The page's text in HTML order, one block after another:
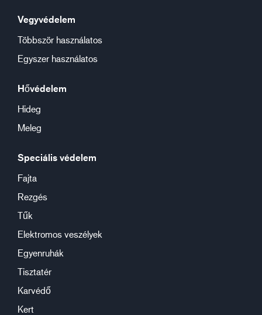
Vegyvédelem
Többször használatos
Egyszer használatos
Hővédelem
Hideg
Meleg
Speciális védelem
Fajta
Rezgés
Tűk
Elektromos veszélyek
Egyenruhák
Tisztatér
Karvédő
Kert